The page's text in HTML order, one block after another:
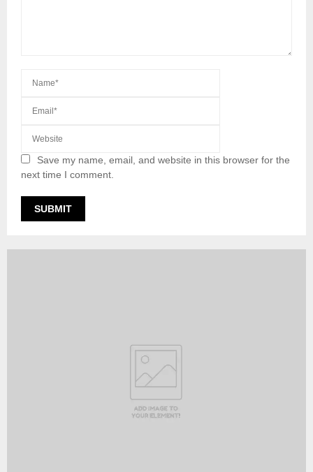
Save my name, email, and website in this browser for the
next time I comment.